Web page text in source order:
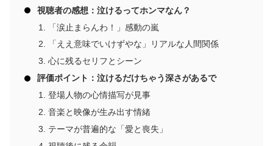
視聴者の感想：泣けるってホンマなん？
「涙止まらんわ！」感動の嵐
「ええ意味でいけずやな」リアルな人間関係
心に残るセリフとシーン
評価ポイント：泣けるだけちゃう深さがあるで
登場人物の心情描写が見事
音楽と映像が生み出す情緒
テーマが普遍的な「愛と喪失」